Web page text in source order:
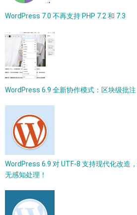
WordPress 7.0 不再支持 PHP 7.2 和 7.3
WordPress 6.9 全新协作模式：区块级批
WordPress 6.9 对 UTF-8 支持现代化改造
无感知处理！